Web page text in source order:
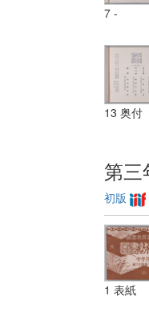
7 -
13 奥付
第三
初版
1 表紙